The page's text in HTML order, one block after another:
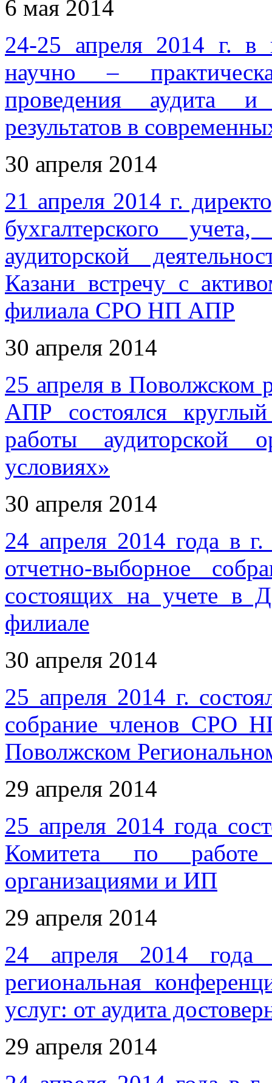
6 мая 2014
24-25 апреля 2014 г. в
научно –
проведения аудита
результатов в
30 апреля 2014
21 апреля 2014 г.
бухгалтерского
аудиторской
Казани встречу с
филиала СРО НП АПР
30 апреля 2014
25 апреля в
АПР состоялся
работы аудиторской
условиях»
30 апреля 2014
24 апреля 2014 года в
отчетно-выборное
состоящих на учете в
филиале
30 апреля 2014
25 апреля 2014 г.
собрание членов СРО
Поволжском
29 апреля 2014
25 апреля 2014 года
Комитета по
организациями и ИП
29 апреля 2014
24 апреля 2014 года
региональная
услуг: от аудита
29 апреля 2014